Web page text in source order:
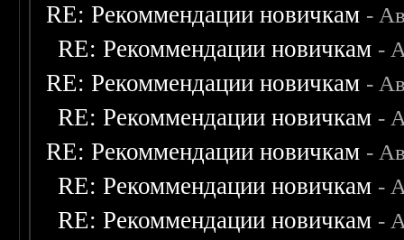
RE: Рекоммендации новичкам -
RE: Рекоммендации новичкам -
RE: Рекоммендации новичкам -
RE: Рекоммендации новичкам -
RE: Рекоммендации новичкам -
RE: Рекоммендации новичкам -
RE: Рекоммендации новичкам -